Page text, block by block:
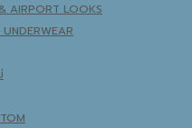
AIRPORT LOOKS